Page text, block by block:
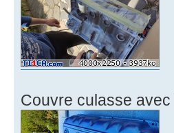
Couvre culasse